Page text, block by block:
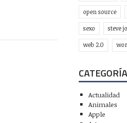
open source
sexo steve
web 2.0
Actualidad
Animales
Apple